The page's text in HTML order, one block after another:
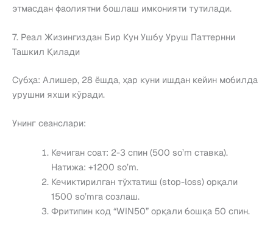
этмасдан фаолиятни бошлаш имконияти тутилади.
7. Реал Жизингиздан Бир Кун Ушбу Уруш Паттернни
Ташкил Қилади
Субҳа: Алишер, 28 ёшда, ҳар куни ишдан кейин мобилда
урушни яхши кўради.
Унинг сеанслари:
Кечиган соат: 2-3 спин (500 so’m ставка).
Натижа: +1200 so’m.
Кечиктирилган тўхтатиш (stop-loss) орқали
1500 so’mга созлаш.
Фритипин код “WIN50” орқали бошқа 50 спин.